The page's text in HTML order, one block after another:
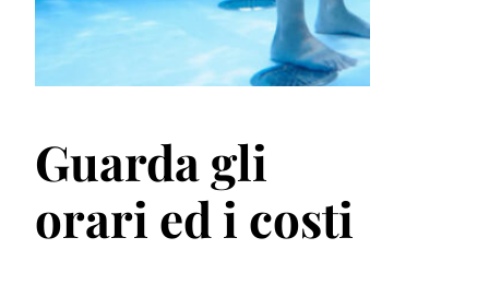
Guarda gli
orari ed i costi